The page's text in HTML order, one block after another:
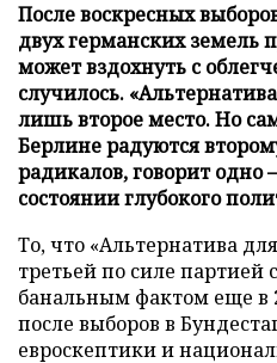
После воскресных
двух германских земель
может вздохнуть с
случилось.
лишь второе место. Но
Берлине радуются
радикалов, говорит одно
состоянии глубокого
То, что «Альтернатива
третьей по силе партией
банальным фактом еще в
после выборов в
евроскептики и